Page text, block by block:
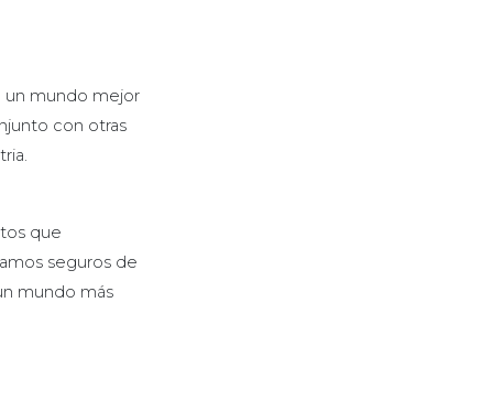
un mundo mejor
con otras
que
seguros de
mundo más